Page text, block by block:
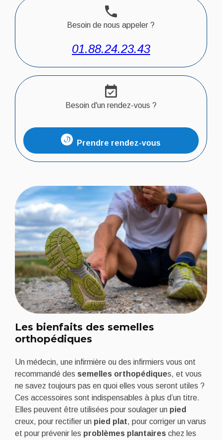
phone
Besoin de nous appeler ?
01.88.24.23.43
event_available
Besoin d'un rendez-vous ?
Prendre rendez-vous
Les bienfaits des semelles
orthopédiques
Un médecin, une infirmière ou des infirmiers vous ont
recommandé des semelles orthopédiques, et vous
ne savez toujours pas en quoi elles vous seront utiles ?
Ces accessoires sont indispensables à plus d’un titre.
Elles peuvent être utilisées pour soulager unpied
creux, pour rectifier un pied plat, pour corriger un varus
et pour prévenir les problèmes plantaireschez les